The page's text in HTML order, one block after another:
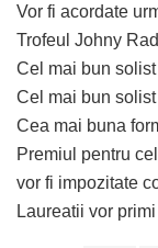
Vor fi acordate
Trofeul Johny
Cel mai bun
Cel mai bun
Cea mai buna
Premiul pentru
vor fi impozitate
Laureatii vor